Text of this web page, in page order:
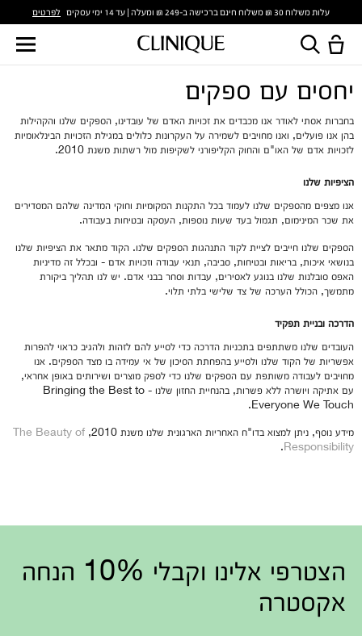
עלות משלוח 30 ₪ משלוח חינם ברכישה ב-249 ₪ ומעלה | עד 14 ימי עסקים לפרטים
יחסים עם ספקים
בחברות אסתי לאודר אנו מכבדים את זכויות האדם של עובדינו, הספקים שלנו והקהילות
בהן אנו פועלים, ואנו מחויבים לשמירה על העקרונות כלולים במגילת הזכויות הבינלאומיות
לזכויות אדם של האו"ם והחוק הקליפורני לשקיפות מול רשתות משנת 2010.
הציפיות שלנו
אנו מצפים מהספקים שלנו לעמוד בכל התקנות המקומיות וחוקי המדינה שלהם המסדירים
את שכר המינימום, תגמול בעד שעות נוספות, העסקה ובטיחות בעבודה.
הספקים שלנו חייבים לציית לקוד התנהגות הספקים שלנו. הקוד מתאר את הציפיות שלנו
בנושאי איכות, בריאות ובטיחות, סביבה, תנאי עבודה וזכויות אדם - ובכלל זה מדיניות
האפס סובלנות שלנו בנוגע לאסירים, עבדות וסחר בבני אדם. יש לנו תהליך ביקורת
מתמשך, הכולל הערכה של צד שלישי בלתי תלוי.
הדרכה ובניית תפקיד
העובדים שלנו משתתפים בתכניות הדרכה כדי לסייע להם לזהות ולהגיב כראוי להפרות
אפשריות של הקוד שלנו ולסייע בהפחתת הסיכון של אי עמידה בו מצד הספקים. אנו
מחויבים לעבודה משותפת עם הספקים שלנו כדי לספק מוצרים ושירותים באופן אחראי,
עם אתיקה ויושרה ללא פשרות, בהנחיית החזון שלנו - Bringing the Best to
Everyone We Touch.
מידע נוסף, ניתן למצוא בדו"ח האחריות הארגונית שלנו משנת 2010,
The Beauty of
Responsibility
.
הצטרפי אלינו וקבלי 10% הנחה
אקסטרה